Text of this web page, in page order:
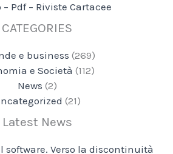
Pdf – Riviste Cartacee
CATEGORIES
e business (269)
e Società (112)
News (2)
(21)
Latest News
software. Verso la discontinuità